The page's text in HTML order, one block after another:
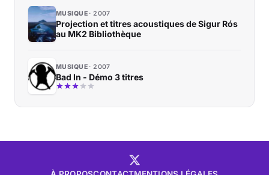
MUSIQUE 2007
Projection et titres acoustiques de Sigur Rós
au MK2 Bibliothèque
MUSIQUE 2007
Bad In - Démo 3 titres